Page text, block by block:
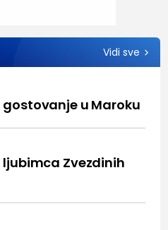
Vidi sve
u Maroku
Zvezdinih